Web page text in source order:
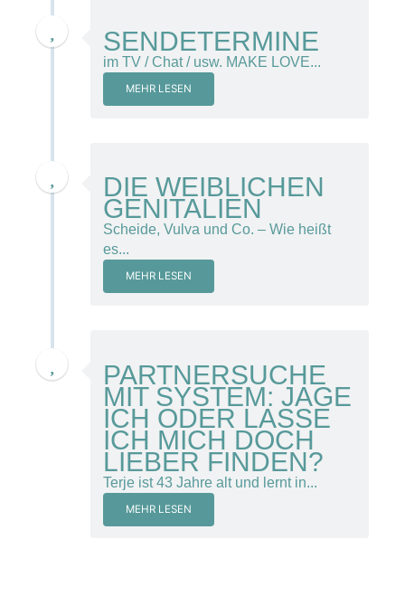
SENDETERMINE
im TV / Chat / usw. MAKE LOVE...
MEHR LESEN
DIE WEIBLICHEN
GENITALIEN
Scheide, Vulva und Co. – Wie heißt
es...
MEHR LESEN
PARTNERSUCHE
MIT SYSTEM: JAGE
ICH ODER LASSE
ICH MICH DOCH
LIEBER FINDEN?
Terje ist 43 Jahre alt und lernt in...
MEHR LESEN